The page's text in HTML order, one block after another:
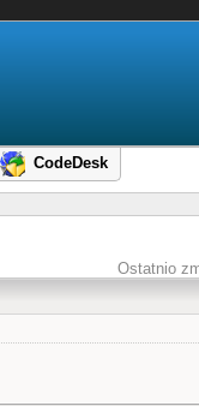
CodeDesk
Ostatnio